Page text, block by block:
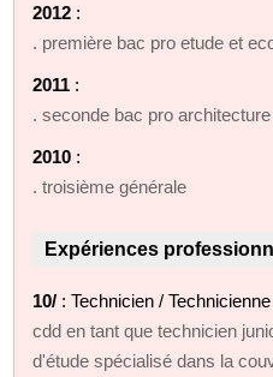
2012 :
. première bac pro etude et
2011 :
. seconde bac pro
2010 :
. troisième générale
Expériences
10/ : Technicien /
cdd en tant que technicien
d'étude spécialisé dans la